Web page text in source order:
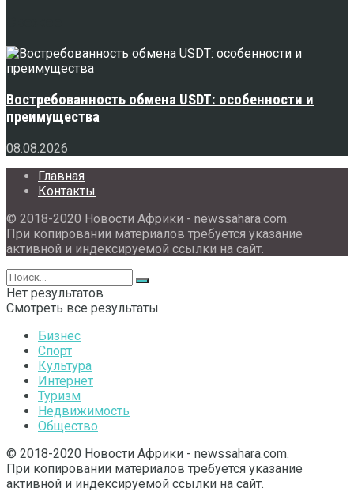
Востребованность обмена USDT: особенности и
преимущества
08.08.2026
Главная
Контакты
© 2018-2020 Новости Африки - newssahara.com.
При копировании материалов требуется указание
активной и индексируемой ссылки на сайт.
Нет результатов
Смотреть все результаты
Бизнес
Спорт
Культура
Интернет
Туризм
Недвижимость
Общество
© 2018-2020 Новости Африки - newssahara.com.
При копировании материалов требуется указание
активной и индексируемой ссылки на сайт.